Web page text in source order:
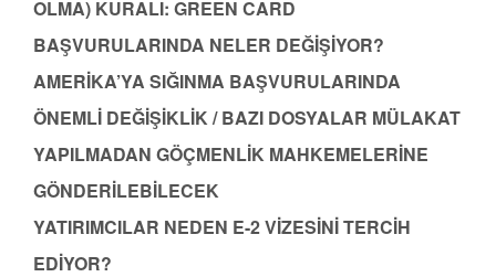
OLMA) KURALI: GREEN CARD
BAŞVURULARINDA NELER DEĞİŞİYOR?
AMERİKA’YA SIĞINMA BAŞVURULARINDA
ÖNEMLİ DEĞİŞİKLİK / BAZI DOSYALAR MÜLAKAT
YAPILMADAN GÖÇMENLİK MAHKEMELERİNE
GÖNDERİLEBİLECEK
YATIRIMCILAR NEDEN E-2 VİZESİNİ TERCİH
EDİYOR?